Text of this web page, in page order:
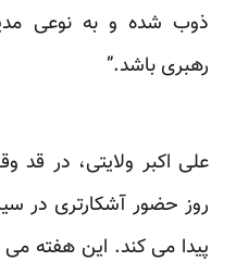
ذوب شده و به نوعی
رهبری باشد.”
علی اکبر ولایتی، در قد
روز حضور آشکارتری در
پیدا می کند. این هفته